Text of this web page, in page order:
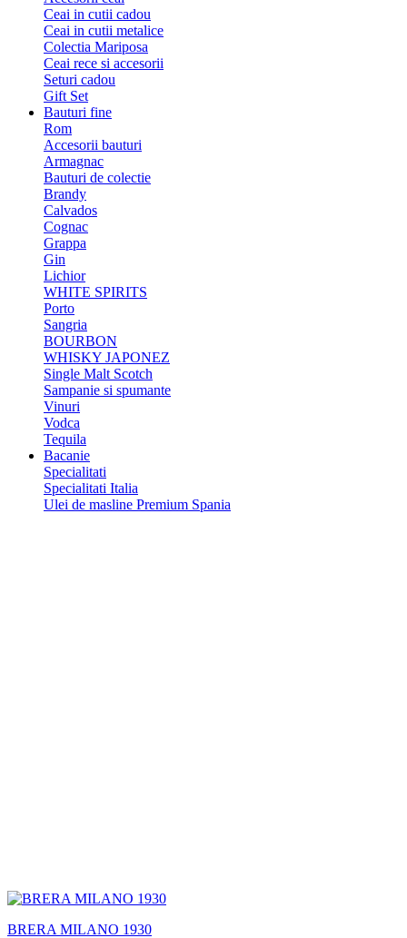
Ceai in cutii cadou
Ceai in cutii metalice
Colectia Mariposa
Ceai rece si accesorii
Seturi cadou
Gift Set
Bauturi fine
Rom
Accesorii bauturi
Armagnac
Bauturi de colectie
Brandy
Calvados
Cognac
Grappa
Gin
Lichior
WHITE SPIRITS
Porto
Sangria
BOURBON
WHISKY JAPONEZ
Single Malt Scotch
Sampanie si spumante
Vinuri
Vodca
Tequila
Bacanie
Specialitati
Specialitati Italia
Ulei de masline Premium Spania
BRERA MILANO 1930